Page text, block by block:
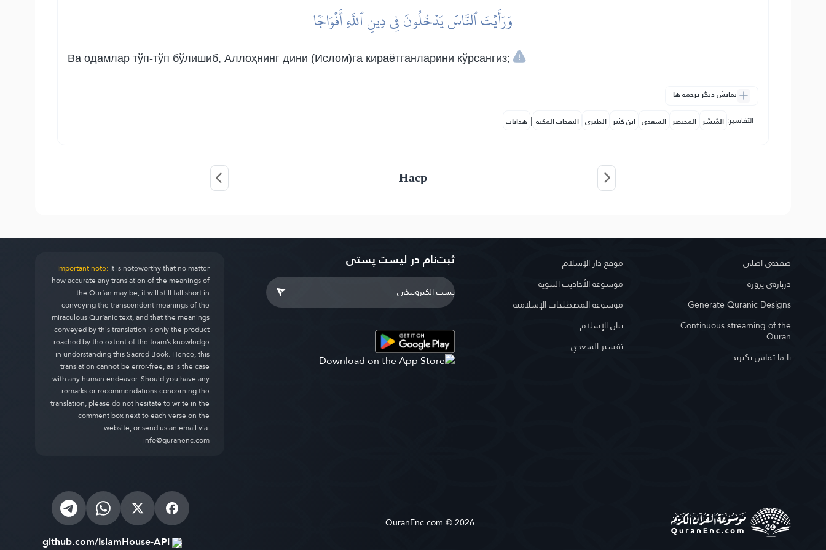
وَرَأَيۡتَ ٱلنَّاسَ يَدۡخُلُونَ فِي دِينِ ٱللَّهِ أَفۡوَاجٗا
Ва одамлар тўп-тўп бўлишиб, Аллоҳнинг дини (Ислом)га кираётганларини кўрсангиз;
نمایش دیگر ترجمه ها
التفاسير: المُيسَّر المختصر السعدي ابن كثير الطبري النفحات المكية | هدايات
Наср
صفحه‌ى اصلى
درباره‌ى پروژه
Generate Quranic Designs
Continuous streaming of the
Quran
با ما تماس بگیرید
موقع دار الإسلام
موسوعة الأحاديث النبوية
موسوعة المصطلحات الإسلامية
بيان الإسلام
تفسير السعدي
ثبت‌نام در ليست پستى Important note:It is noteworthy that no matter
how accurate any translation of the meanings of
the Qur’an may be, it will still fall short in
conveying the transcendent meanings of the
miraculous Qur’anic text, and that the meanings
conveyed by this translation is only the product
reached by the extent of the team’s knowledge
in understanding this Sacred Book. Hence, this
translation cannot be error-free, as is the case
with any human endeavor. Should you have any
remarks or recommendations concerning the
translation, please do not hesitate to write in the
comment box next to each verse on the
website, or send us an email via:
info@quranenc.com
QuranEnc.com © 2026
github.com/IslamHouse-API